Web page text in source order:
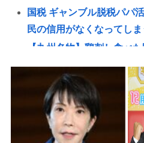
国税 ギャンブル脱税パパ
民の信用がなくなってしま
【九州名物】鶏刺し食べ
んだほうが良かった」
イチローの晩年(2011-
ないwww
【悲報】17歳で無期懲役
日本の輸出額、韓国・台